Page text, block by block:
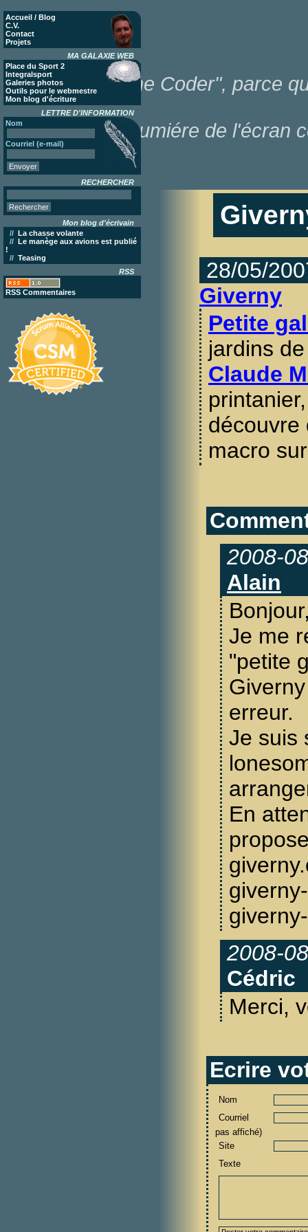
Accueil / Blog
C.V.
Contact
Projets
MA GALAXIE WEB
Place du Sport 2
Integralsport
Galeries photos
Outils pour le webmestre
Mon blog d'écriture
LETTRE D'INFORMATION
Nom
Courriel (e-mail)
RECHERCHER
Mon blog d'écrivain
// La chasse volante
// Le manège aux avions est publié
!
// Teasing
RSS
RSS Commentaires
"Poor Lonesome Coder", parce
dans la lumiére de l'écran
28/05/
Giverny
Petite
jardins
Claude
découvre
macro
2008-
Alain
Je me
"petite
erreur.
Je suis
En
2008-
Cédric
Merci,
Ecrire
Nom
Courriel
pas affiché)
Site
Texte